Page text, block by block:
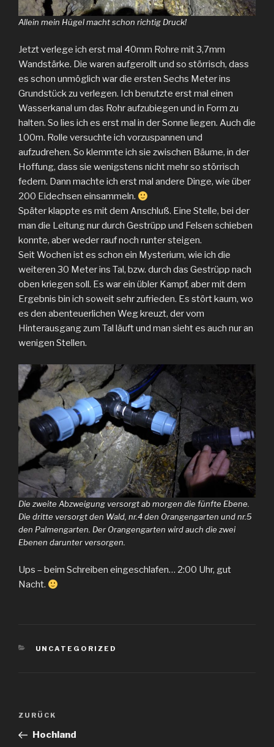
Allein mein Hügel macht schon richtig Druck!
Jetzt verlege ich erst mal 40mm Rohre mit 3,7mm
Wandstärke. Die waren aufgerollt und so störrisch, dass
es schon unmöglich war die ersten Sechs Meter ins
Grundstück zu verlegen. Ich benutzte erst mal einen
Wasserkanal um das Rohr aufzubiegen und in Form zu
halten. So lies ich es erst mal in der Sonne liegen. Auch die
100m. Rolle versuchte ich vorzuspannen und
aufzudrehen. So klemmte ich sie zwischen Bäume, in der
Hoffung, dass sie wenigstens nicht mehr so störrisch
federn. Dann machte ich erst mal andere Dinge, wie über
200 Eidechsen einsammeln.
Später klappte es mit dem Anschluß. Eine Stelle, bei der
man die Leitung nur durch Gestrüpp und Felsen schieben
konnte, aber weder rauf noch runter steigen.
Seit Wochen ist es schon ein Mysterium, wie ich die
weiteren 30 Meter ins Tal, bzw. durch das Gestrüpp nach
oben kriegen soll. Es war ein übler Kampf, aber mit dem
Ergebnis bin ich soweit sehr zufrieden. Es stört kaum, wo
es den abenteuerlichen Weg kreuzt, der vom
Hinterausgang zum Tal läuft und man sieht es auch nur an
wenigen Stellen.
Die zweite Abzweigung versorgt ab morgen die fünfte Ebene.
Die dritte versorgt den Wald, nr.4 den Orangengarten und nr.5
den Palmengarten. Der Orangengarten wird auch die zwei
Ebenen darunter versorgen.
Ups – beim Schreiben eingeschlafen… 2:00 Uhr, gut
Nacht.
KATEGORIEN
UNCATEGORIZED
Beitragsnavigation
Vorheriger
Beitrag
ZURÜCK
Hochland